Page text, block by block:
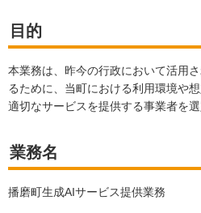
目的
本業務は、昨今の行政において活用
るために、当町における利用環境や
適切なサービスを提供する事業者を
業務名
播磨町生成AIサービス提供業務